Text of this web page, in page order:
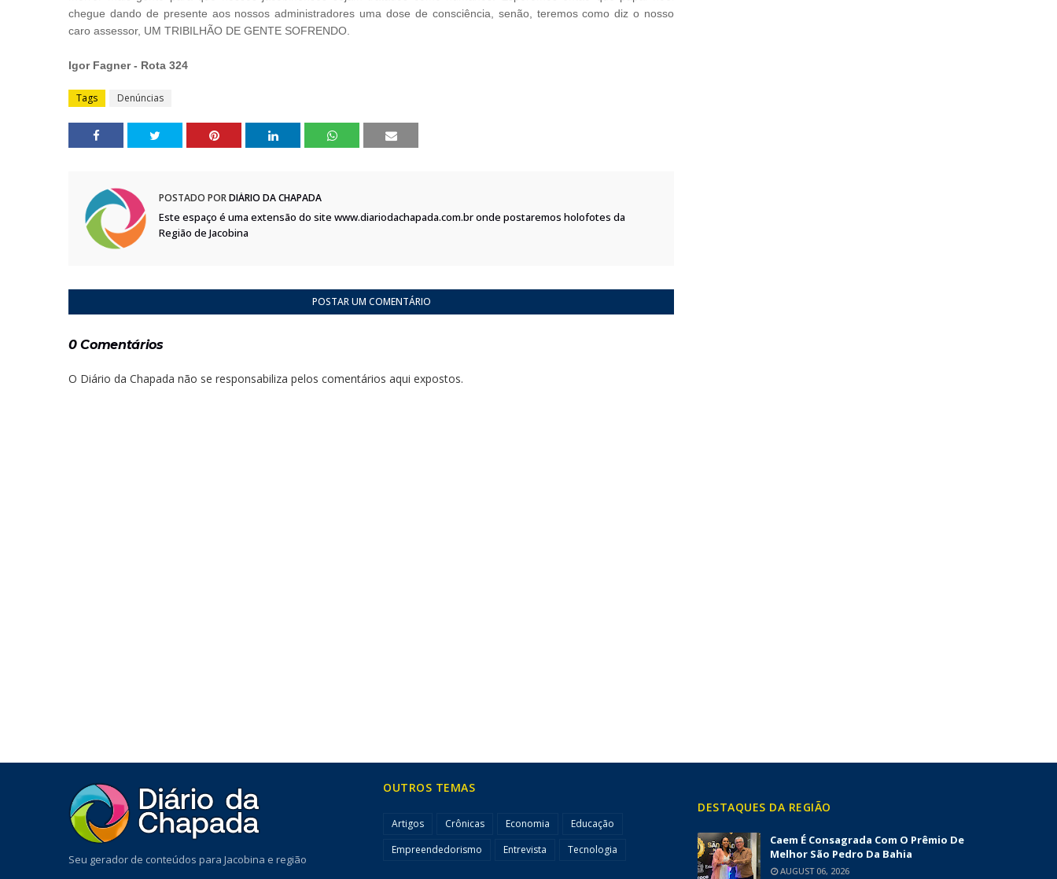
chegue dando de presente aos nossos administradores uma dose de consciência, senão, teremos como diz o nosso
caro assessor, UM TRIBILHÃO DE GENTE SOFRENDO.
Igor Fagner - Rota 324
Tags Denúncias
POSTADO PORDIÁRIO DA CHAPADA
Este espaço é uma extensão do site www.diariodachapada.com.br onde postaremos holofotes da
Região de Jacobina
POSTAR UM COMENTÁRIO
0 Comentários
O Diário da Chapada não se responsabiliza pelos comentários aqui expostos.
Seu gerador de conteúdos para Jacobina e região
OUTROS TEMAS
Artigos Crônicas Economia
Educação
Empreendedorismo
Entrevista Tecnologia
DESTAQUES DA REGIÃO
Caem É Consagrada Com O Prêmio De
Melhor São Pedro Da Bahia
AUGUST 06, 2026